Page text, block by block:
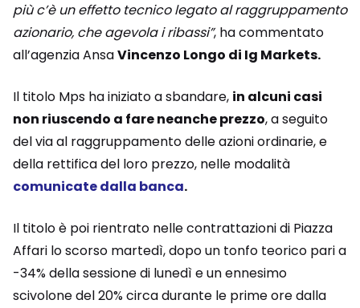
più c’è un effetto tecnico legato al raggruppamento
azionario, che agevola i ribassi”, ha commentato
all’agenzia AnsaVincenzo Longo di Ig Markets.
Il titolo Mps ha iniziato a sbandare, in alcuni casi
non riuscendo a fare neanche prezzo, a seguito
del via al raggruppamento delle azioni ordinarie, e
della rettifica del loro prezzo, nelle modalità
comunicate dalla banca.
Il titolo è poi rientrato nelle contrattazioni di Piazza
Affari lo scorso martedì, dopo un tonfo teorico pari a
-34% della sessione di lunedì e un ennesimo
scivolone del 20% circa durante le prime ore dalla